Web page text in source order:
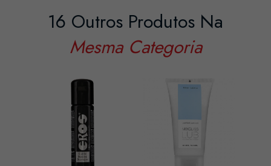
16 Outros Produtos Na
Mesma Categoria